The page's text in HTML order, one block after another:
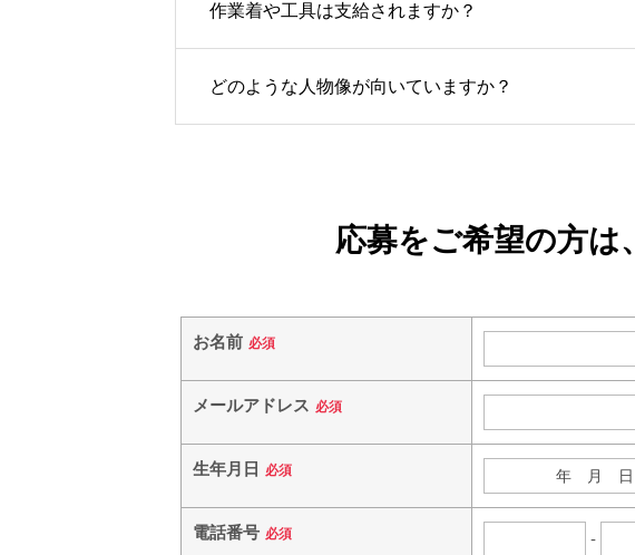
作業着や工具は支給されますか？
どのような人物像が向いていますか？
応募をご希望の方は